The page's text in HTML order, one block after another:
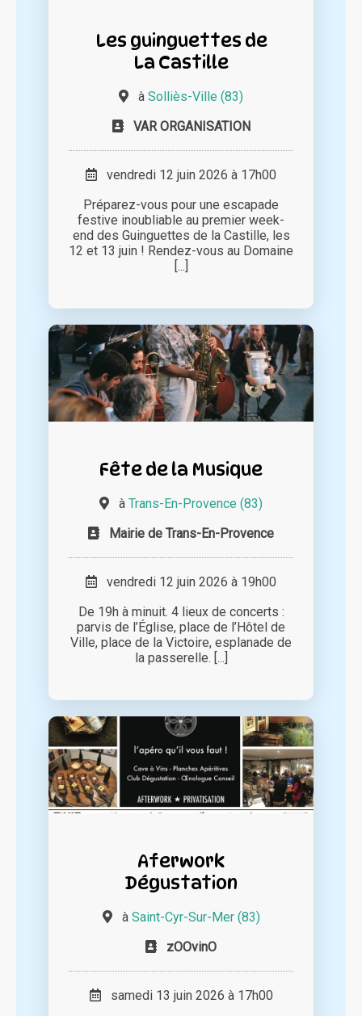
Les guinguettes de
La Castille
à Solliès-Ville (83)
VAR ORGANISATION
vendredi 12 juin 2026 à 17h00
Préparez-vous pour une escapade
festive inoubliable au premier week-
end des Guinguettes de la Castille, les
12 et 13 juin ! Rendez-vous au Domaine
[...]
Fête de la Musique
à Trans-En-Provence (83)
Mairie de Trans-En-Provence
vendredi 12 juin 2026 à 19h00
De 19h à minuit. 4 lieux de concerts :
parvis de l’Église, place de l’Hôtel de
Ville, place de la Victoire, esplanade de
la passerelle. [...]
Aferwork
Dégustation
à Saint-Cyr-Sur-Mer (83)
zOOvinO
samedi 13 juin 2026 à 17h00